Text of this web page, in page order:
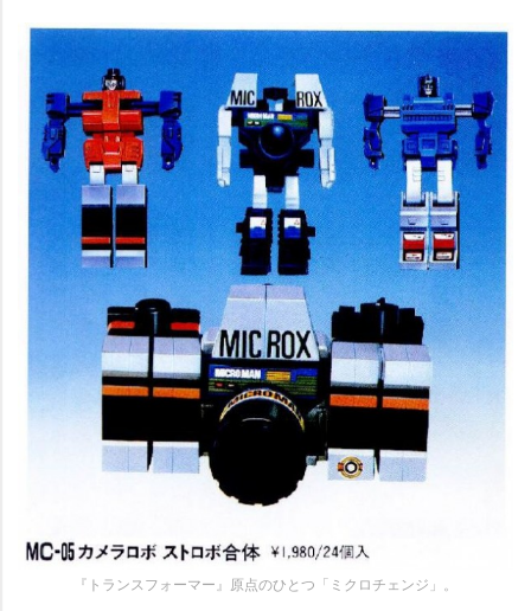
『トランスフォーマー』原点のひとつ「ミクロチェンジ」。